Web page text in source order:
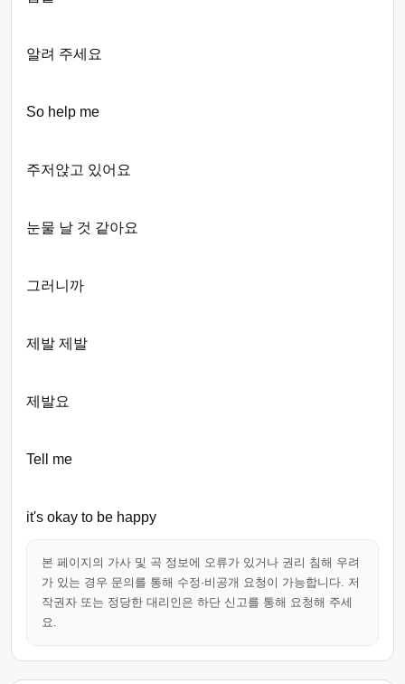
알려 주세요
So help me
주저앉고 있어요
눈물 날 것 같아요
그러니까
제발 제발
제발요
Tell me
it's okay to be happy
본 페이지의 가사 및 곡 정보에 오류가 있거나 권리 침해 우려
가 있는 경우 문의를 통해 수정·비공개 요청이 가능합니다. 저
작권자 또는 정당한 대리인은 하단 신고를 통해 요청해 주세
요.